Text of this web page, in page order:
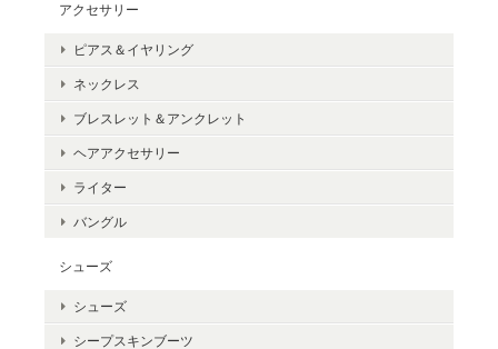
アクセサリー
ピアス＆イヤリング
ネックレス
ブレスレット＆アンクレット
ヘアアクセサリー
ライター
バングル
シューズ
シューズ
シープスキンブーツ